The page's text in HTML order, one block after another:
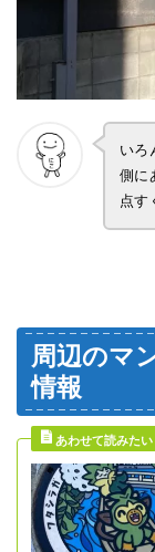
いろ
側に
点す
周辺のマ
情報